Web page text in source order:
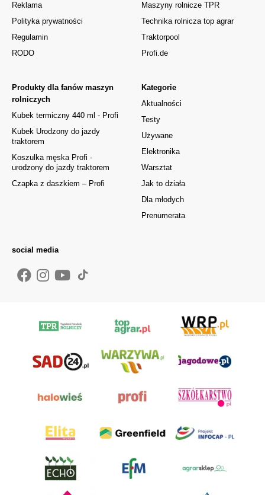
Reklama
Polityka prywatności
Regulamin
RODO
Kategorie
Aktualności
Testy
Używane
Elektronika
Warsztat
Jak to działa
Dla młodych
Prenumerata
Produkty dla fanów maszyn
rolniczych
Kubek termiczny 440 ml - Profi
Kubek Urodzony do jazdy
traktorem
Koszulka męska Profi -
urodzony do jazdy traktorem
Czapka z daszkiem – Profi
Maszyny rolnicze TPR
Technika rolnicza top agrar
Traktorpool
Profi.de
social media